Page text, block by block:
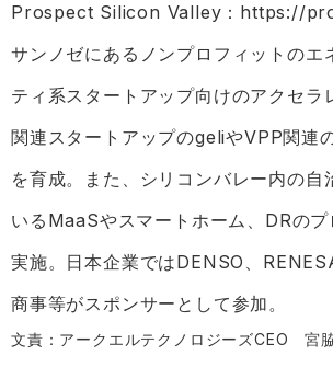
Prospect Silicon Valley： https://
サンノゼにあるノンプロフィットのエ
ティ系スタートアップ向けのアクセラ
関連スタートアップのgeliやVPP関連
を育成。また、シリコンバレー内の自
いるMaaSやスマートホーム、DRのプ
実施。日本企業ではDENSO、
商事等がスポンサーとして参加。
文責：アークエルテクノロジーズCEO 宮